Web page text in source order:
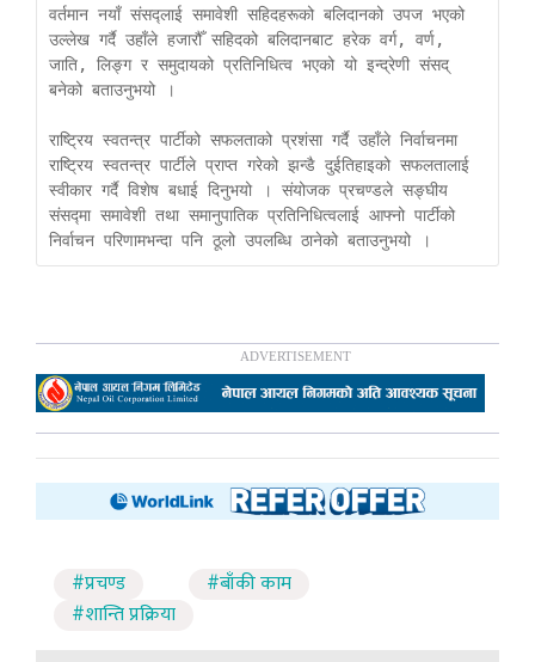
वर्तमान नयाँ संसद्लाई समावेशी सहिदहरूको बलिदानको उपज भएको
उल्लेख गर्दै उहाँले हजारौँ सहिदको बलिदानबाट हरेक वर्ग, वर्ण,
जाति, लिङ्ग र समुदायको प्रतिनिधित्व भएको यो इन्द्रेणी संसद्
बनेको बताउनुभयो ।
राष्ट्रिय स्वतन्त्र पार्टीको सफलताको प्रशंसा गर्दै उहाँले निर्वाचनमा
राष्ट्रिय स्वतन्त्र पार्टीले प्राप्त गरेको झन्डै दुईतिहाइको सफलतालाई
स्वीकार गर्दै विशेष बधाई दिनुभयो । संयोजक प्रचण्डले सङ्घीय
संसद्मा समावेशी तथा समानुपातिक प्रतिनिधित्वलाई आफ्नो पार्टीको
निर्वाचन परिणामभन्दा पनि ठूलो उपलब्धि ठानेको बताउनुभयो ।
#प्रचण्ड
#बाँकी काम
#शान्ति प्रक्रिया